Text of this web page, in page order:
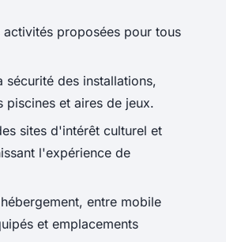
activités proposées pour tous
sécurité des installations,
piscines et aires de jeux.
sites d'intérêt culturel et
l'expérience de
entre mobile
et emplacements